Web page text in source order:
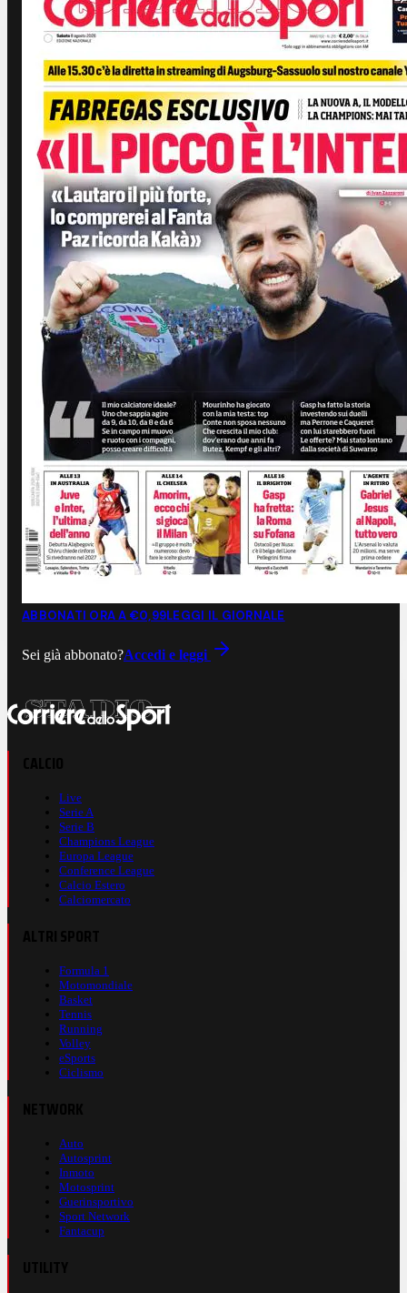
ABBONATI ORA A €0,99LEGGI IL GIORNALE
Sei già abbonato?Accedi e leggi
Live
Serie A
Serie B
Champions League
Europa League
Conference League
Calcio Estero
Calciomercato
Formula 1
Motomondiale
Basket
Tennis
Running
Volley
eSports
Ciclismo
Auto
Autosprint
Inmoto
Motosprint
Guerinsportivo
Sport Network
Fantacup